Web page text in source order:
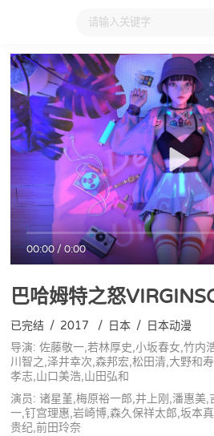
大家在看 日本动漫 国产动漫
00:00/0:00
巴哈姆特之怒
已完结 / 2017 / 日本 / 日本动漫
导演: 佐藤敬一,若林厚史,小坂春女,竹内
川智之,泽井幸次,森邦宏,松田清,大野和
孝志,山口美浩,山田弘和
演员: 诸星堇,梅原裕一郎,井上刚,潘惠美
一,钉宫理惠,岩崎博,森久保祥太郎,坂本
贵纪,前田玲奈